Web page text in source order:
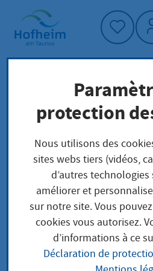
Accueil"
Page d'accueil
Actualités et
Aktuelles aus Hofheim
Vereinsförderung:
Sportvereine
Zuschüsse
protection
Nous utilisons des
sites webs tiers (vidéos,
d’autres
améliorer et
sur notre site. Vous
cookies vous autorisez.
d’informations à ce
Déclaration de